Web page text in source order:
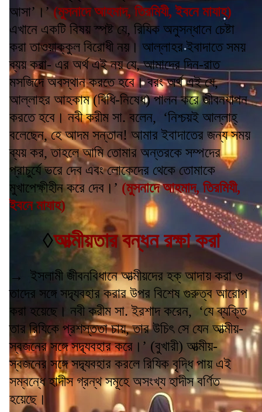
আসা’।’(মুসনাদে আহমাদ, তিরমিযী, ইবনে মাযাহ)
এখানে একটি বিষয় স্পষ্ট যে, রিযিক অনুসন্ধানে চেষ্টা
করা তাওয়াক্কুল বিরোধী নয়। আল্লাহর ইবাদাতে সময়
ব্যয় করা- এর অর্থ এই নয় যে, আমাদের দিন-রাত
মসজিদে অবস্থান করতে হবে। বরং অর্থ এই যে,
আল্লাহর আহকাম (বিধি-নিষেধ) পালন করে জীবনযাপন
করতে হবে। নবী করীম সা. বলেন, ‘নিশ্চয়ই আল্লাহ্
বলেছেন, হে আদম সন্তান! আমার ইবাদাতের জন্য সময়
ব্যয় কর, তাহলে আমি তোমার অন্তরকে সম্পদের
প্রাচুর্যে ভরে দেব এবং লোকেদের থেকে তোমাকে
মুখাপেক্ষীহীন করে দেব।’ (মুসনাদে আহমাদ, তিরমিযী,
ইবনে মাযাহ)
◊আত্মীয়তার বন্ধন রক্ষা করা
→ ইসলামী জীবনবিধানে আত্মীয়দের হক্ আদায় করা ও
তাদের সঙ্গে সদ্ব্যবহার করার উপর বিশেষ গুরুত্ব আরোপ
করা হয়েছে। নবী করীম সা. ইরশাদ করেন, ‘যে ব্যক্তি
তার রিযিকে প্রশস্ততা চায়, তার উচিৎ সে যেন আত্মীয়-
স্বজনের সঙ্গে সদ্ব্যবহার করে।’ (বুখারী) আত্মীয়-
স্বজনের সঙ্গে সদ্ব্যবহার করলে রিযিক বৃদ্ধি পায় এই
সম্বন্ধে হাদীস গ্রন্থ সমূহে অসংখ্য হাদীস বর্ণিত
হয়েছে।